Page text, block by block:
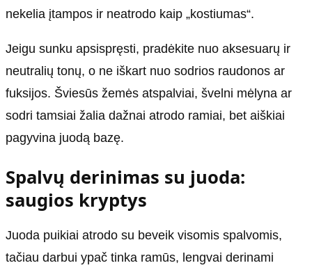
nekelia įtampos ir neatrodo kaip „kostiumas“.
Jeigu sunku apsispręsti, pradėkite nuo aksesuarų ir
neutralių tonų, o ne iškart nuo sodrios raudonos ar
fuksijos. Šviesūs žemės atspalviai, švelni mėlyna ar
sodri tamsiai žalia dažnai atrodo ramiai, bet aiškiai
pagyvina juodą bazę.
Spalvų derinimas su juoda:
saugios kryptys
Juoda puikiai atrodo su beveik visomis spalvomis,
tačiau darbui ypač tinka ramūs, lengvai derinami